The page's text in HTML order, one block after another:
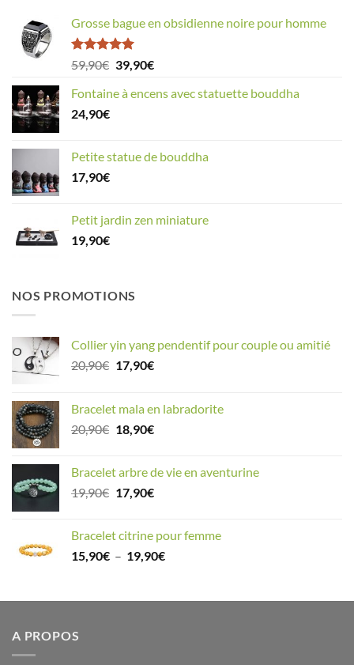
Grosse bague en obsidienne noire pour homme
Note5.00
sur 5
59,90€ Le
initial
39,90€Le
actuel
Fontaine à encens avec statuette bouddha
24,90€
Petite statue de bouddha
17,90€
Petit jardin zen miniature
19,90€
NOS PROMOTIONS
Collier yin yang pendentif pour couple ou amitié
20,90€ Le
était :
20,90€.
17,90€Le
est :
17,90€.
Bracelet mala en labradorite
20,90€ Le
était :
20,90€.
18,90€Le
est :
18,90€.
Bracelet arbre de vie en aventurine
19,90€ Le
était :
19,90€.
17,90€Le
est :
17,90€.
Bracelet citrine pour femme
15,90€ – 19,90€Plage
15,90€
A PROPOS